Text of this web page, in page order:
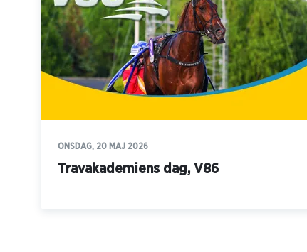
ONSDAG, 20 MAJ 2026
Travakademiens dag, V86